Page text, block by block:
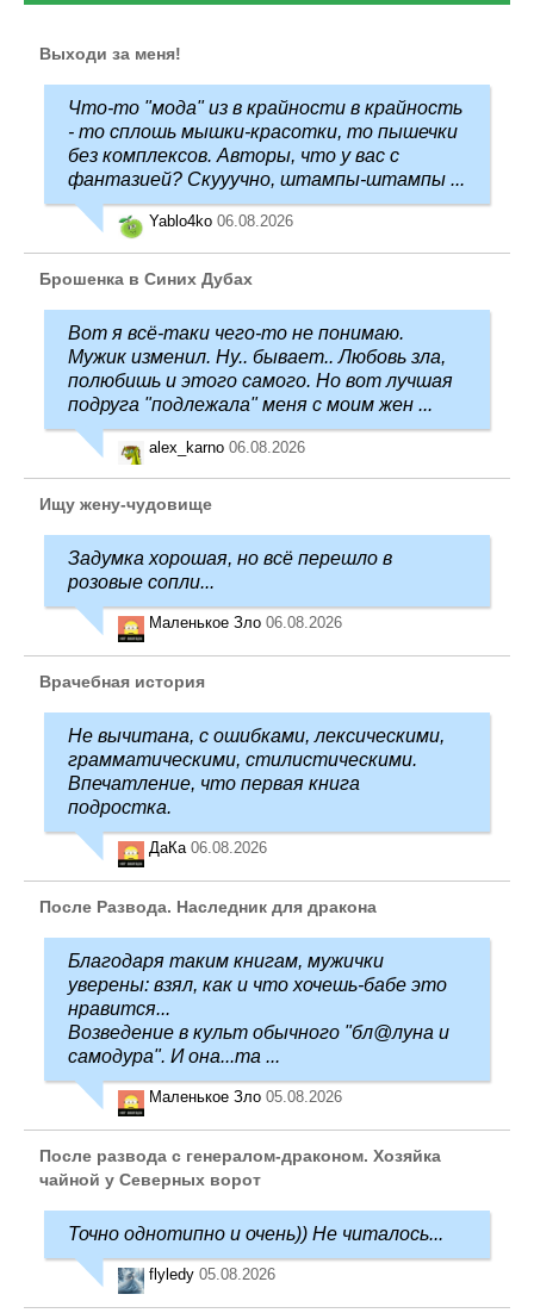
Выходи за меня!
Что-то "мода" из в крайности в крайность
- то сплошь мышки-красотки, то пышечки
без комплексов. Авторы, что у вас с
фантазией? Скууучно, штампы-штампы ...
Yablo4ko 06.08.2026
Брошенка в Синих Дубах
Вот я всё-таки чего-то не понимаю.
Мужик изменил. Ну.. бывает.. Любовь зла,
полюбишь и этого самого. Но вот лучшая
подруга "подлежала" меня с моим жен ...
alex_karno 06.08.2026
Ищу жену-чудовище
Задумка хорошая, но всё перешло в
розовые сопли...
Маленькое Зло 06.08.2026
Врачебная история
Не вычитана, с ошибками, лексическими,
грамматическими, стилистическими.
Впечатление, что первая книга
подростка.
ДаКа 06.08.2026
После Развода. Наследник для дракона
Благодаря таким книгам, мужички
уверены: взял, как и что хочешь-бабе это
нравится...
Возведение в культ обычного "бл@луна и
самодура". И она...та ...
Маленькое Зло 05.08.2026
После развода с генералом-драконом. Хозяйка
чайной у Северных ворот
Точно однотипно и очень)) Не читалось...
flyledy 05.08.2026